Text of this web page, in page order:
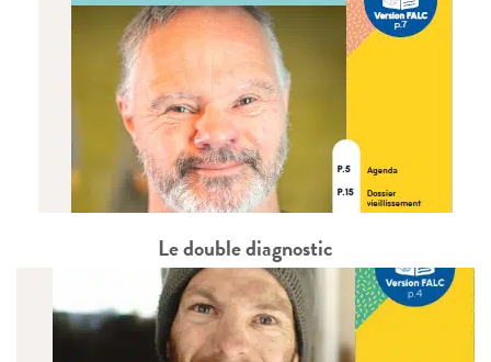
Le double diagnostic